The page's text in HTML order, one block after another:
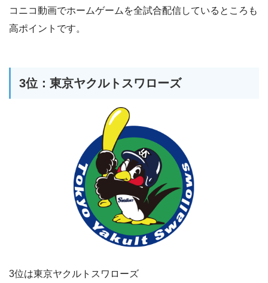
コニコ動画でホームゲームを全試合配信しているところも
高ポイントです。
3位：東京ヤクルトスワローズ
3位は東京ヤクルトスワローズ